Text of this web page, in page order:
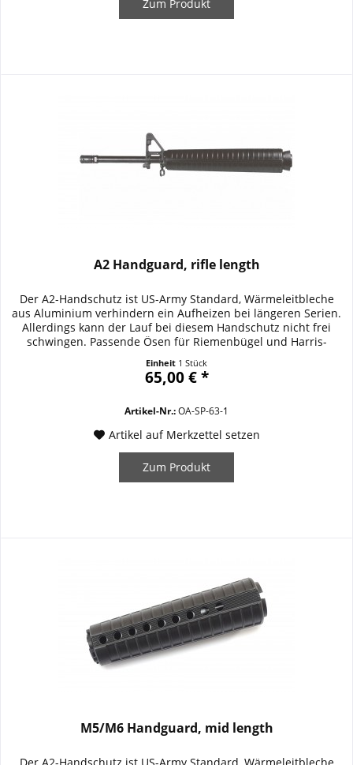
Zum Produkt
A2 Handguard, rifle length
Der A2-Handschutz ist US-Army Standard, Wärmeleitbleche
aus Aluminium verhindern ein Aufheizen bei längeren Serien.
Allerdings kann der Lauf bei diesem Handschutz nicht frei
schwingen. Passende Ösen für Riemenbügel und Harris-
Längen. Dieser Handschutz ist serienmässig bei Classic
Modellen. Details / Ausstattung /...
Einheit 1 Stück
65,00 € *
Artikel-Nr.:OA-SP-63-1
Artikel auf Merkzettel setzen
Zum Produkt
M5/M6 Handguard, mid length